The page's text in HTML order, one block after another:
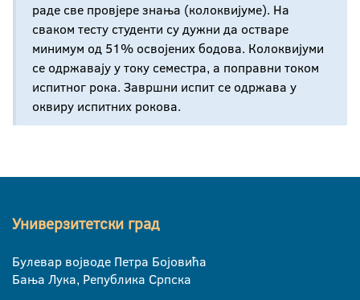
раде све провјере знања (колоквијуме). На
сваком тесту студенти су дужни да остваре
минимум од 51% освојених бодова. Колоквијуми
се одржавају у току семестра, а поправни током
испитног рока. Завршни испит се одржава у
оквиру испитних рокова.
Универзитетски град
Булевар војводе Петра Бојовића
Бања Лука, Република Српска